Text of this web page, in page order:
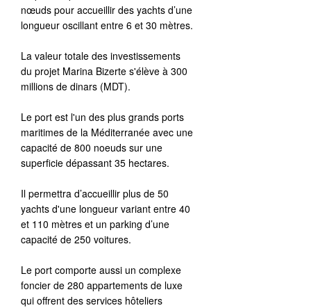
nœuds pour accueillir des yachts d’une
longueur oscillant entre 6 et 30 mètres.
La valeur totale des investissements
du projet Marina Bizerte s'élève à 300
millions de dinars (MDT).
Le port est l'un des plus grands ports
maritimes de la Méditerranée avec une
capacité de 800 noeuds sur une
superficie dépassant 35 hectares.
Il permettra d’accueillir plus de 50
yachts d'une longueur variant entre 40
et 110 mètres et un parking d’une
capacité de 250 voitures.
Le port comporte aussi un complexe
foncier de 280 appartements de luxe
qui offrent des services hôteliers